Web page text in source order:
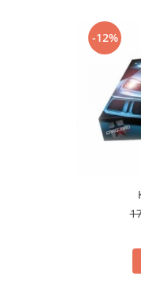
Iluminari autoutilitare
Proiectoare ceata
Semnalizari aripa
Furtun intercooler
-12%